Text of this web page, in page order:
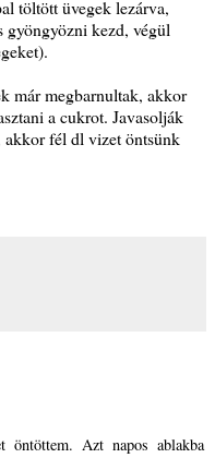
töltött üvegek lezárva,
kezd, végül
már megbarnultak, akkor
a cukrot. Javasolják
akkor fél dl vizet öntsünk
öntöttem. Azt napos ablakba